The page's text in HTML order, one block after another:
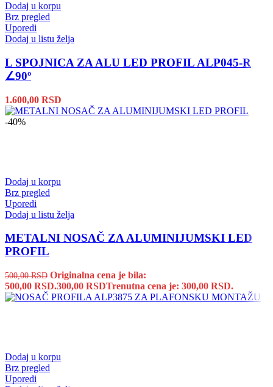
Dodaj u korpu
Brz pregled
Uporedi
Dodaj u listu želja
L SPOJNICA ZA ALU LED PROFIL ALP045-R
∠90º
1.600,00 RSD
-40%
Dodaj u korpu
Brz pregled
Uporedi
Dodaj u listu želja
METALNI NOSAČ ZA ALUMINIJUMSKI LED
PROFIL
500,00RSD Originalna cena je bila:
500,00 RSD.300,00 RSDTrenutna cena je: 300,00 RSD.
Dodaj u korpu
Brz pregled
Uporedi